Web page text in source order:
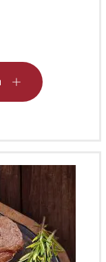
товар
можно
странице
товара.